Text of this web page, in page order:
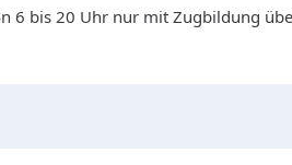
6 bis 20 Uhr nur mit Zugbildung